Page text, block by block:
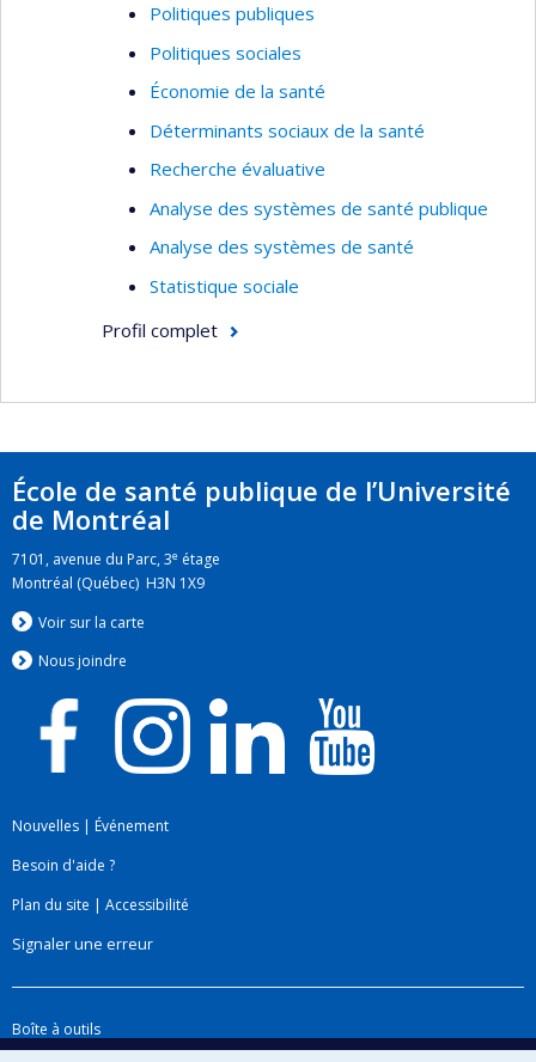
Politiques publiques
Politiques sociales
Économie de la santé
Déterminants sociaux de la santé
Recherche évaluative
Analyse des systèmes de santé publique
Analyse des systèmes de santé
Statistique sociale
Profil complet
École de santé publique de l’Université
de Montréal
7101, avenue du Parc, 3e étage
Montréal (Québec) H3N 1X9
Voir sur la carte
Nous joindre
Nouvelles | Événement
Besoin d'aide ?
Plan du site | Accessibilité
Signaler une erreur
Boîte à outils